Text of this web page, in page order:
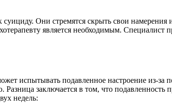
Они стремятся скрыть свои
является необходимым.
испытывать подавленное настроение из-за
заключается в том, что подавленность
недель: